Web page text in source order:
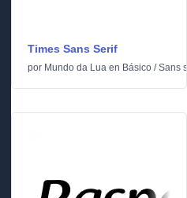
Times Sans Serif
por Mundo da Lua en Básico /Sans